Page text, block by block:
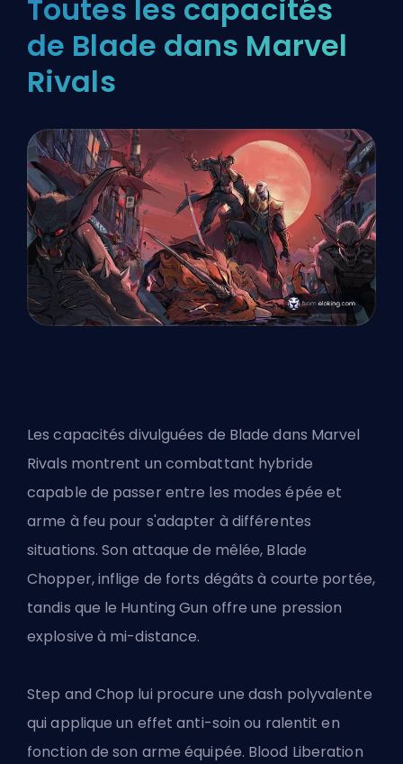
Toutes les capacités
de Blade dans Marvel
Rivals
Lescapacités divulguées de Blade dans Marvel
Rivals montrent un combattant hybride
capable de passer entre les modes épée et
arme à feu pour s'adapter à différentes
situations. Son attaque de mêlée, Blade
Chopper, inflige de forts dégâts à courte portée,
tandis que le Hunting Gun offre une pression
explosive à mi-distance.
Step and Chop lui procure une dash polyvalente
qui applique un effet anti-soin ou ralentit en
fonction de son arme équipée. Blood Liberation